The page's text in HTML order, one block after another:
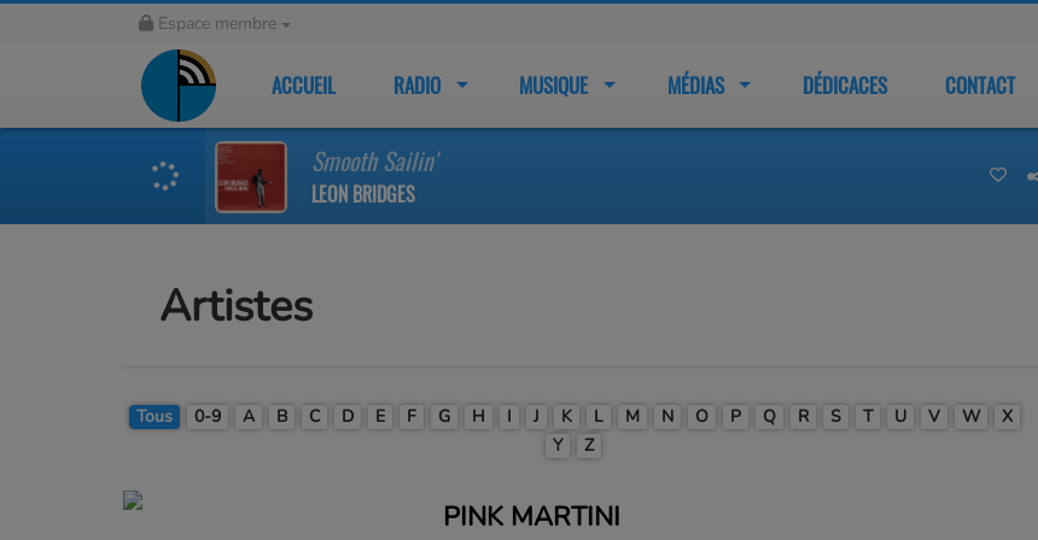
Espace membre
ACCUEIL RADIO MUSIQUE MÉDIAS DÉDICACES CONTACT
Smooth Sailin'
LEON BRIDGES
Artistes
Tous 0-9 A B C D E F G H I J K L M N O P Q R S T U V W
X
Y
Z
PINK MARTINI